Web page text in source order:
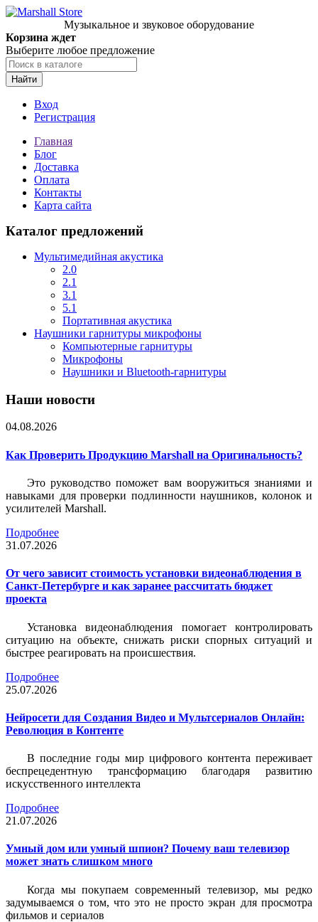
Музыкальное и звуковое оборудование
Корзина ждет
Выберите любое предложение
Найти
Вход
Регистрация
Главная
Блог
Доставка
Оплата
Контакты
Карта сайта
Каталог предложений
Мультимедийная акустика
2.0
2.1
3.1
5.1
Портативная акустика
Наушники гарнитуры микрофоны
Компьютерные гарнитуры
Микрофоны
Наушники и Bluetooth-гарнитуры
Наши новости
04.08.2026
Как Проверить Продукцию Marshall на Оригинальность?
Это руководство поможет вам вооружиться знаниями и
навыками для проверки подлинности наушников, колонок и
усилителей Marshall.
Подробнее
31.07.2026
От чего зависит стоимость установки видеонаблюдения в
Санкт-Петербурге и как заранее рассчитать бюджет
проекта
Установка видеонаблюдения помогает контролировать
ситуацию на объекте, снижать риски спорных ситуаций и
быстрее реагировать на происшествия.
Подробнее
25.07.2026
Нейросети для Создания Видео и Мультсериалов Онлайн:
Революция в Контенте
В последние годы мир цифрового контента переживает
беспрецедентную трансформацию благодаря развитию
искусственного интеллекта
Подробнее
21.07.2026
Умный дом или умный шпион? Почему ваш телевизор
может знать слишком много
Когда мы покупаем современный телевизор, мы редко
задумываемся о том, что это не просто экран для просмотра
фильмов и сериалов